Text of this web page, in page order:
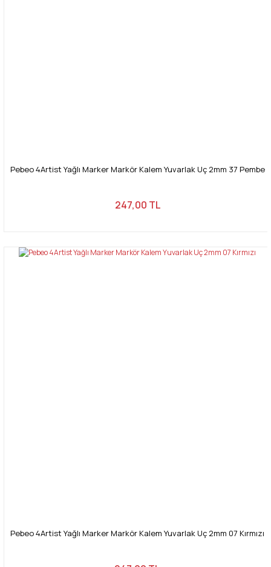
Pebeo 4Artist Yağlı Marker Markör Kalem Yuvarlak Uç 2mm 37 Pembe
247,00 TL
Pebeo 4Artist Yağlı Marker Markör Kalem Yuvarlak Uç 2mm 07 Kırmızı